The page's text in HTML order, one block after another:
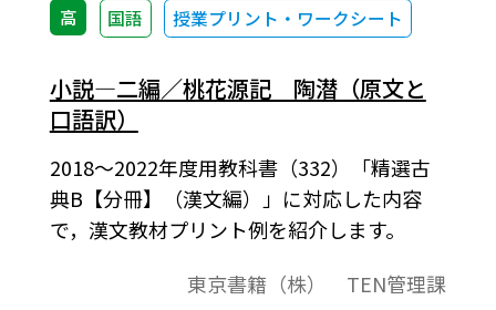
高 国語 授業プリント・ワークシート
小説―二編／桃花源記 陶潜（原文と
口語訳）
2018～2022年度用教科書（332）「精選古
典B【分冊】（漢文編）」に対応した内容
で，漢文教材プリント例を紹介します。
東京書籍（株） TEN管理課